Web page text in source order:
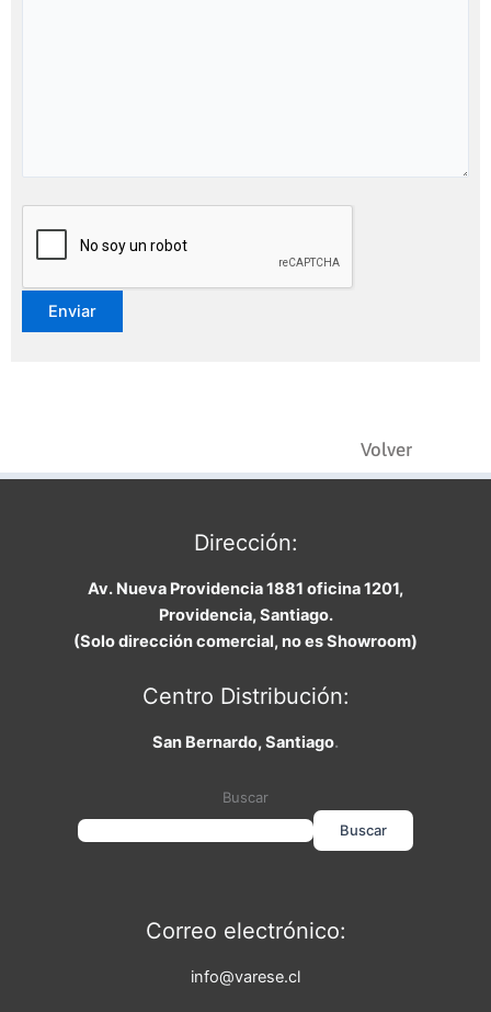
Volver
Dirección:
Av. Nueva Providencia 1881 oficina 1201,
Providencia, Santiago.
(Solo dirección comercial, no es Showroom)
Centro Distribución:
San Bernardo, Santiago.
Buscar
Buscar
Correo electrónico:
info@varese.cl